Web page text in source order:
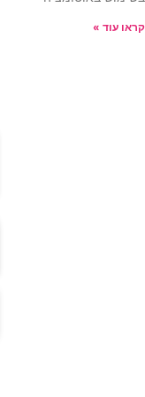
קראו עוד »